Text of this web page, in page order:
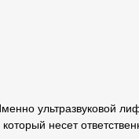
ультразвуковой
несет